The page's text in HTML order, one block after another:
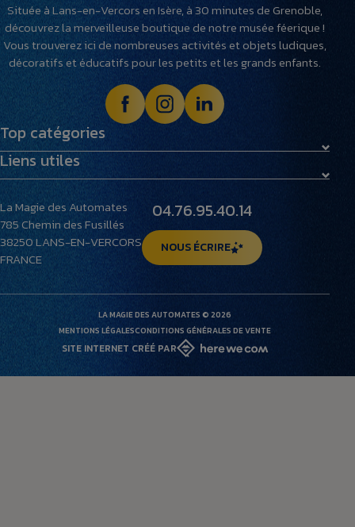
Située à Lans-en-Vercors en Isère, à 30 minutes de Grenoble,
découvrez la merveilleuse boutique de notre musée féerique !
Vous trouverez ici de nombreuses activités et objets ludiques,
décoratifs et éducatifs pour les petits et les grands enfants.
Top catégories
Maquettes
Peluches
Villages miniatures
Liens utiles
Livraison et retours
Foire aux questions
Le musée
La Magie des Automates
785 Chemin des Fusillés
38250LANS-EN-VERCORS
FRANCE
04.76.95.40.14
NOUS ÉCRIRE
LA MAGIE DES AUTOMATES © 2026
MENTIONS LÉGALESCONDITIONS GÉNÉRALES DE VENTE
SITE INTERNET CRÉÉ PAR